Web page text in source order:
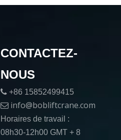
CONTACTEZ-
NOUS
 +86 15852499415
 info@bobliftcrane.com
Horaires de travail :
08h30-12h00 GMT + 8